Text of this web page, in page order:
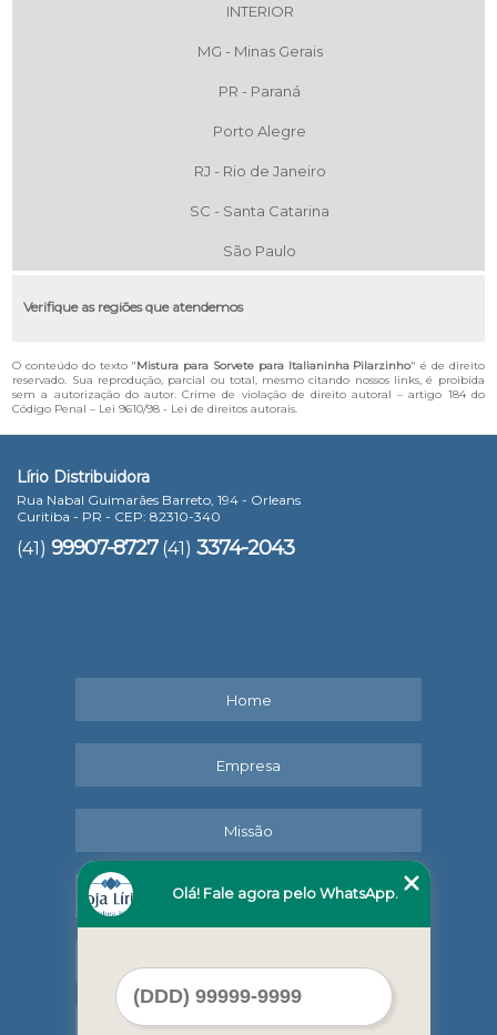
INTERIOR
MG - Minas Gerais
PR - Paraná
Porto Alegre
RJ - Rio de Janeiro
SC - Santa Catarina
São Paulo
Verifique as regiões que atendemos
O conteúdo do texto "Mistura para Sorvete para Italianinha Pilarzinho" é de direito
reservado. Sua reprodução, parcial ou total, mesmo citando nossos links, é proibida
sem a autorização do autor. Crime de violação de direito autoral – artigo 184 do
Código Penal – Lei 9610/98 - Lei de direitos autorais.
Lírio Distribuidora
Rua Nabal Guimarães Barreto, 194 - Orleans
Curitiba - PR - CEP: 82310-340
(41) 99907-8727 (41) 3374-2043
Home
Empresa
Missão
Serviços
Mapa do site
Olá! Fale agora pelo WhatsApp.